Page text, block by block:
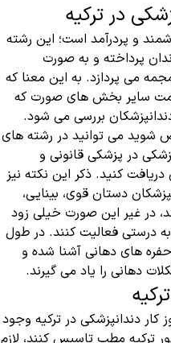
در ترکیه
و پردرآمد است؛ این رشته
پرداخته و به صورت
می پردازد. به این معنا که
سایر بخش های صورت که
بررسی می شود.
شوید می توانید در رشته های
در پزشکی قانونی و
کنید. ذکر این نکته نیز
دستان قوی، بینایی،
در غیر این صورت خیلی زود
درستی فعالیت کنند. در طول
های دهانی آشنا شده و
دهانی را یاد می‌ گیرند.
دندانپزشکی در ترکیه وجود
ترکیه مطب تاسیس کنند، لازم